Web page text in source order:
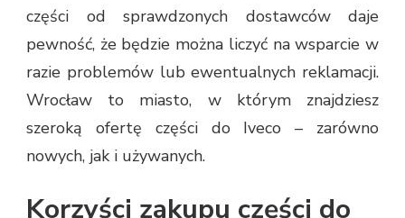
części od sprawdzonych dostawców daje
pewność, że będzie można liczyć na wsparcie w
razie problemów lub ewentualnych reklamacji.
Wrocław to miasto, w którym znajdziesz
szeroką ofertę części do Iveco – zarówno
nowych, jak i używanych.
Korzyści zakupu części do